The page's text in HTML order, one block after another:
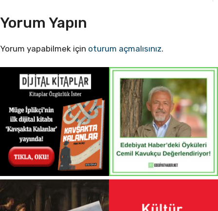
Yorum Yapın
Yorum yapabilmek için oturum açmalısınız.